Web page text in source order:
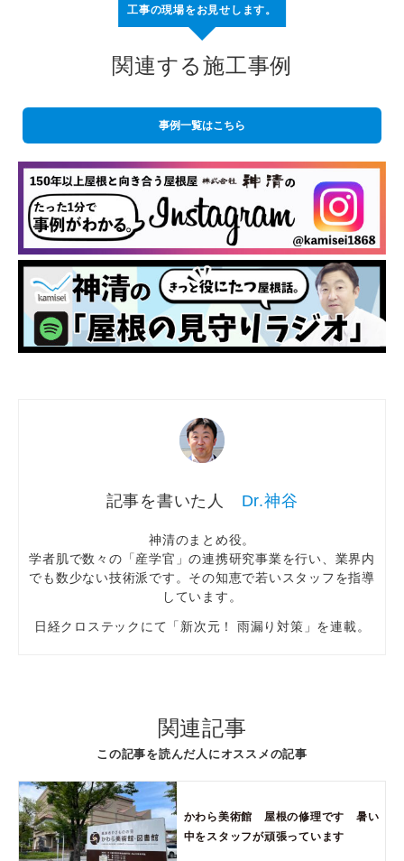
工事の現場をお見せします。
関連する施工事例
事例一覧はこちら
Dr.神谷
神清のまとめ役。
学者肌で数々の「産学官」の連携研究事業を行い、業界内
でも数少ない技術派です。その知恵で若いスタッフを指導
しています。
日経クロステックにて「新次元！ 雨漏り対策」を連載。
関連記事
この記事を読んだ人にオススメの記事
かわら美術館 屋根の修理です 暑い
中をスタッフが頑張っています